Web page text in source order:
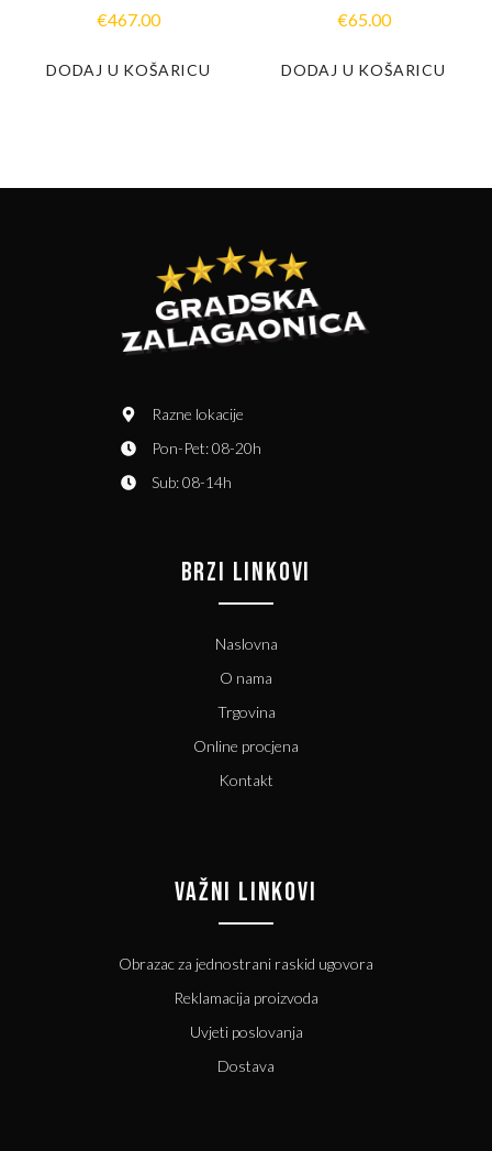
€467.00
DODAJ U KOŠARICU
€65.00
DODAJ U KOŠARICU
Razne lokacije
Pon-Pet: 08-20h
Sub: 08-14h
BRZI LINKOVI
Naslovna
O nama
Trgovina
Online procjena
Kontakt
VAŽNI LINKOVI
Obrazac za jednostrani raskid ugovora
Reklamacija proizvoda
Uvjeti poslovanja
Dostava